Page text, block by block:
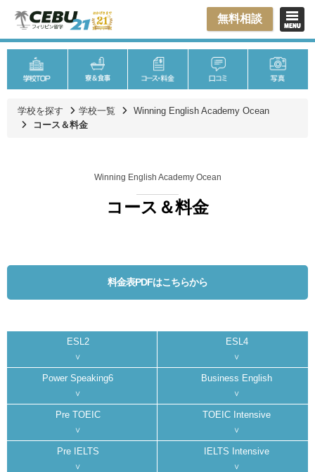
無料相談
学校を探す 学校一覧
Winning English Academy Ocean
コース＆料金
Winning English Academy Ocean
コース＆料金
料金表PDFはこちらから
ESL2 ESL4
Power Speaking6 Business English
Pre TOEIC TOEIC Intensive
Pre IELTS IELTS Intensive